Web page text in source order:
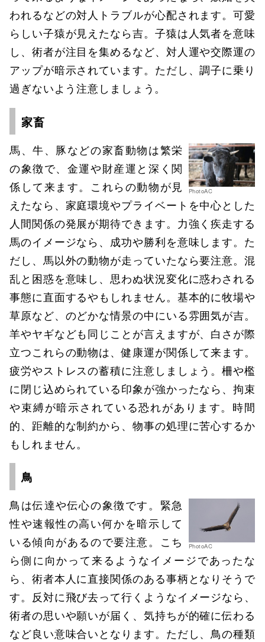
われるなどの対人トラブルが心配されます。可愛
らしい子猿が見えたなら吉。子猿は人気者を意味
し、術者が注目を集めるなど、対人運や交際運の
アップが暗示されています。ただし、調子に乗り
過ぎないよう注意しましょう。
家畜
PhotoAC
馬、牛、豚などの家畜動物は繁栄
の象徴で、金運や財産運と深く関
係して来ます。これらの動物が見
えたなら、家庭環境やプライベートを中心とした
人間関係の発展が期待できます。力強く疾走する
馬のイメージなら、成功や勝利を意味します。た
だし、馬以外の動物が走っていたなら要注意。混
乱と困惑を意味し、思わぬ状況変化に惑わされる
事態に直面するやもしれません。基本的に牧場や
草原など、のどかな情景の中にいる雰囲気が吉。
羊やヤギなども同じことが言えますが、白さが際
立つこれらの動物は、健康運が関係して来ます。
疲労やストレスの蓄積に注意しましょう。柵や檻
に閉じ込められている印象が強かったなら、拘束
や束縛が暗示されている恐れがあります。時間
的、距離的な制約から、物事の処理に苦心するか
もしれません。
鳥
PhotoAC
鳥は伝達や伝心の象徴です。緊急
性や速報性の高い何かを暗示して
いる傾向があるので要注意。こち
ら側に向かって来るようなイメージであったな
ら、術者本人に直接関係のある事柄となりそうで
す。反対に飛び去って行くようなイメージなら、
術者の思いや願いが届く、気持ちが的確に伝わる
など良い意味合いとなります。ただし、鳥の種類